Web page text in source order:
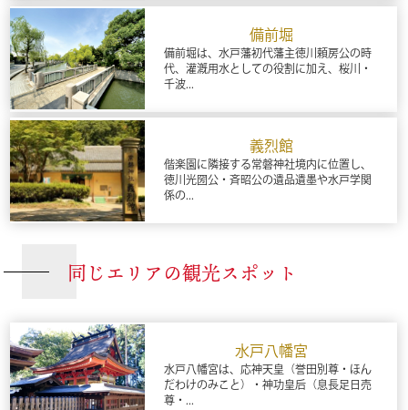
備前堀
備前堀は、水戸藩初代藩主徳川頼房公の時
代、灌漑用水としての役割に加え、桜川・
千波...
義烈館
偕楽園に隣接する常磐神社境内に位置し、
徳川光圀公・斉昭公の遺品遺墨や水戸学関
係の...
同じエリアの観光スポット
水戸八幡宮
水戸八幡宮は、応神天皇（誉田別尊・ほん
だわけのみこと）・神功皇后（息長足日売
尊・...